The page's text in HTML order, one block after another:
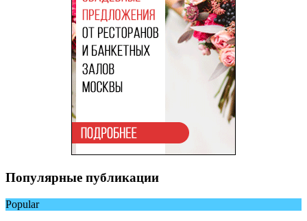
Популярные публикации
Popular